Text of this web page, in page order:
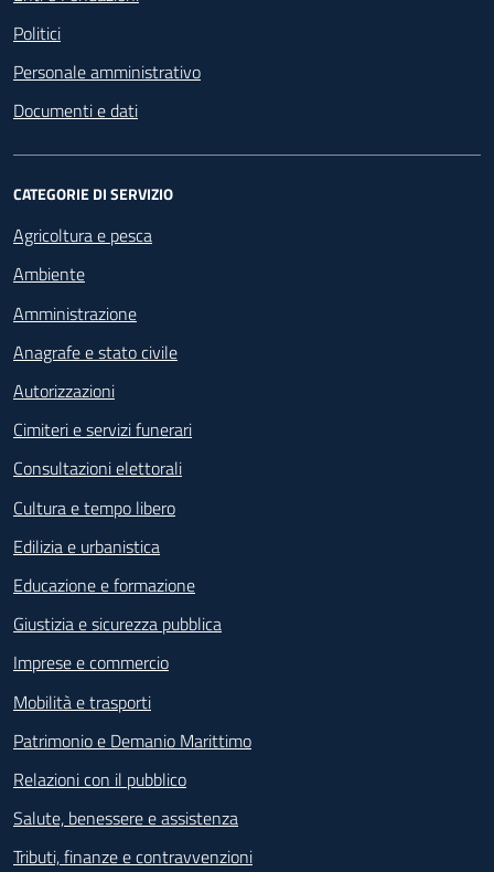
Politici
Personale amministrativo
Documenti e dati
CATEGORIE DI SERVIZIO
Agricoltura e pesca
Ambiente
Amministrazione
Anagrafe e stato civile
Autorizzazioni
Cimiteri e servizi funerari
Consultazioni elettorali
Cultura e tempo libero
Edilizia e urbanistica
Educazione e formazione
Giustizia e sicurezza pubblica
Imprese e commercio
Mobilità e trasporti
Patrimonio e Demanio Marittimo
Relazioni con il pubblico
Salute, benessere e assistenza
Tributi, finanze e contravvenzioni